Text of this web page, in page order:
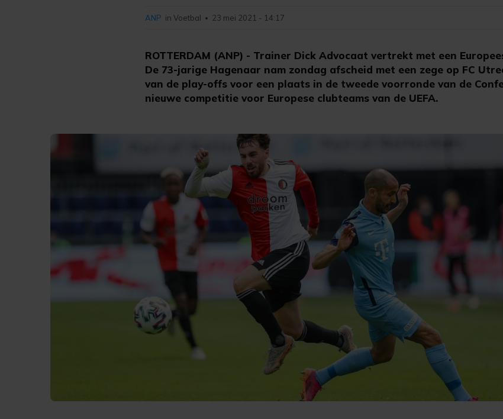
ROTTERDAM (ANP) - Trainer Dick Advocaat vertrekt met een
De 73-jarige Hagenaar nam zondag afscheid met een zege op FC
van de play-offs voor een plaats in de tweede voorronde van de
nieuwe competitie voor Europese clubteams van de UEFA.
ANP in Voetbal • 23 mei 2021 - 14:17